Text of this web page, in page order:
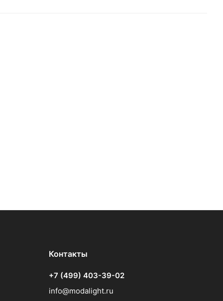
Контакты
+7 (499) 403-39-02
info@modalight.ru